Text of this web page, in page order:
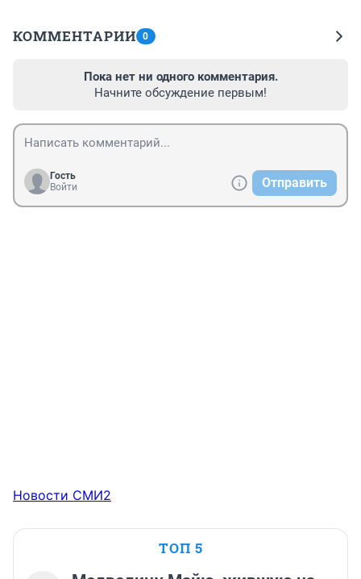
КОММЕНТАРИИ 0
Пока нет ни одного комментария.
Начните обсуждение первым!
Гость
Войти
Отправить
Новости СМИ2
ТОП 5